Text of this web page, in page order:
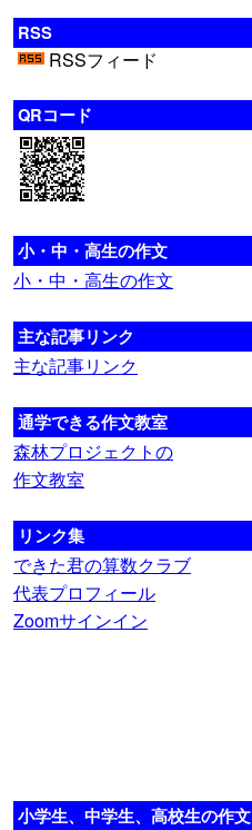
RSS
RSSフィード
QRコード
小・中・高生の作文
小・中・高生の作文
主な記事リンク
主な記事リンク
通学できる作文教室
森林プロジェクトの
作文教室
リンク集
できた君の算数クラブ
代表プロフィール
Zoomサインイン
小学生、中学生、高校生の作文